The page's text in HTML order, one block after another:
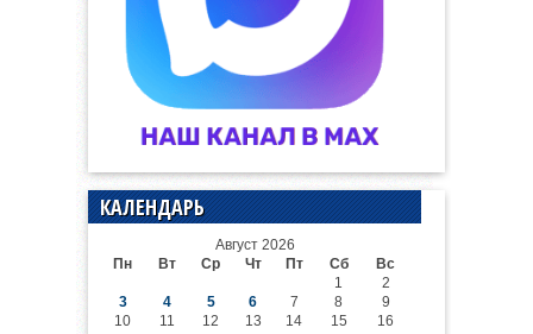
КАЛЕНДАРЬ
Август 2026
Пн
Вт Ср Чт Пт Сб
Вс
1
2
3
4 5 6 7 8
9
10
11 12 13 14 15
16